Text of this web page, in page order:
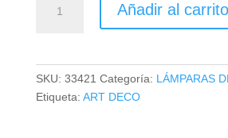
Añadir al carrito
SKU: 33421 Categoría: LÁMPARAS
Etiqueta: ART DECO